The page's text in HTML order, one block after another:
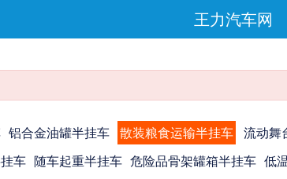
王力汽车网
铝合金油罐半挂车 散装粮食运输半挂车 流动舞
车 随车起重半挂车 危险品骨架罐箱半挂车 低